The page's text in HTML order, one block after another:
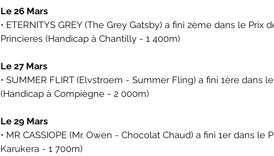
Le 26 Mars
• ETERNITYS GREY (The Grey Gatsby) a fini 2ème dans le Prix
Princieres (Handicap à Chantilly - 1 400m)
Le 27 Mars
• SUMMER FLIRT (Elvstroem - Summer Fling) a fini 1ère dans le
(Handicap à Compiègne - 2 000m)
Le 29 Mars
• MR CASSIOPE (Mr. Owen - Chocolat Chaud) a fini 1er dans le
Karukera - 1 700m)